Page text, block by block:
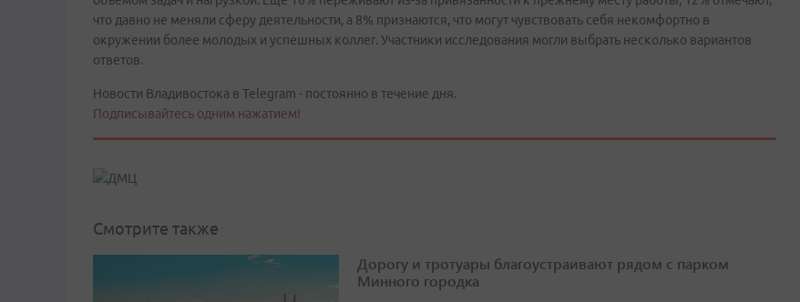
что давно не меняли сферу деятельности, а 8% признаются, что могут чувствовать себя некомфортно в
окружении более молодых и успешных коллег. Участники исследования могли выбрать несколько вариантов
ответов.
Новости Владивостока в Telegram - постоянно в течение дня.
Подписывайтесь одним нажатием!
Смотрите также
Дорогу и тротуары благоустраивают рядом с парком
Минного городка